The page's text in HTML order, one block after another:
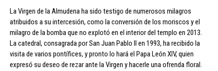
La Virgen de la Almudena ha sido testigo de numerosos milagros
atribuidos a su intercesión, como la conversión de los moriscos y el
milagro de la bomba que no explotó en el interior del templo en 2013.
La catedral, consagrada por San Juan Pablo II en 1993, ha recibido la
visita de varios pontífices, y pronto lo hará el Papa León XIV, quien
expresó su deseo de rezar ante la Virgen y hacerle una ofrenda floral.